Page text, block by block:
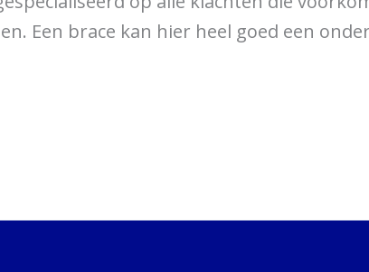
Een brace kan hier heel goed een